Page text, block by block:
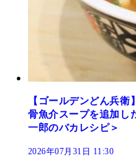
【ゴールデンどん兵
骨魚介スープを追加し
一郎のバカレシピ＞
2026年07月31日 11:30